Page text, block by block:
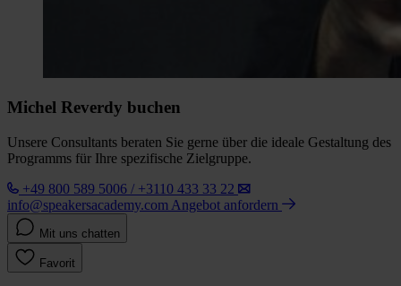
Michel Reverdy buchen
Unsere Consultants beraten Sie gerne über die ideale Gestaltung des
Programms für Ihre spezifische Zielgruppe.
+49 800 589 5006 / +3110 433 33 22
info@speakersacademy.com Angebot anfordern
Mit uns chatten
Favorit